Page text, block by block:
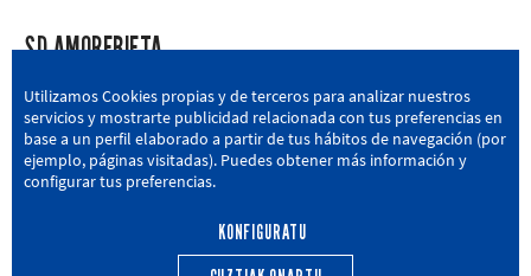
SD AMOREBIETA
San Miguel Kalea, 16, 48340 Amorebieta, Bizkaia
946 604 751 | sda@sdamorebieta.eus
Utilizamos Cookies propias y de terceros para analizar nuestros
servicios y mostrarte publicidad relacionada con tus preferencias en
base a un perfil elaborado a partir de tus hábitos de navegación (por
ejemplo, páginas visitadas). Puedes obtener más información y
configurar tus preferencias.
KONFIGURATU